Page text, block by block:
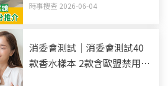
時事搜查 2026-06-04
消委會測試｜消委會測試40
款香水樣本 2款含歐盟禁用香